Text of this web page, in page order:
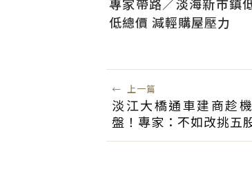
低總價 減輕購屋壓力
← 上一篇
淡江大橋通車建商趁
盤！專家：不如改挑五